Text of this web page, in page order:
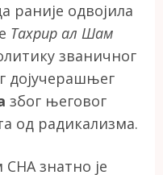
раније одвојила
Тахрир ал Шам
званичног
дојучерашњег
због његовог
од радикализма.
СНА знатно је